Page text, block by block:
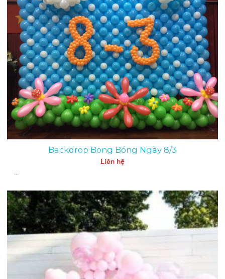
Backdrop Bong Bóng Ngày 8/3
Liên hệ